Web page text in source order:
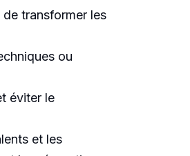
transformer les
ou
éviter le
et les